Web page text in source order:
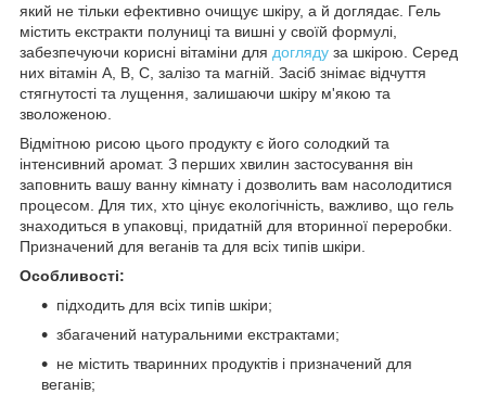
який не тільки ефективно очищує шкіру, а й доглядає. Гель
містить екстракти полуниці та вишні у своїй формулі,
забезпечуючи корисні вітаміни для догляду за шкірою. Серед
них вітамін А, В, С, залізо та магній. Засіб знімає відчуття
стягнутості та лущення, залишаючи шкіру м'якою та
зволоженою.
Відмітною рисою цього продукту є його солодкий та
інтенсивний аромат. З перших хвилин застосування він
заповнить вашу ванну кімнату і дозволить вам насолодитися
процесом. Для тих, хто цінує екологічність, важливо, що гель
знаходиться в упаковці, придатній для вторинної переробки.
Призначений для веганів та для всіх типів шкіри.
Особливості:
підходить для всіх типів шкіри;
збагачений натуральними екстрактами;
не містить тваринних продуктів і призначений для
веганів;